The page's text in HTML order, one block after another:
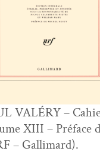
VALÉRY –
XIII – Pré­face
– Gallimard).